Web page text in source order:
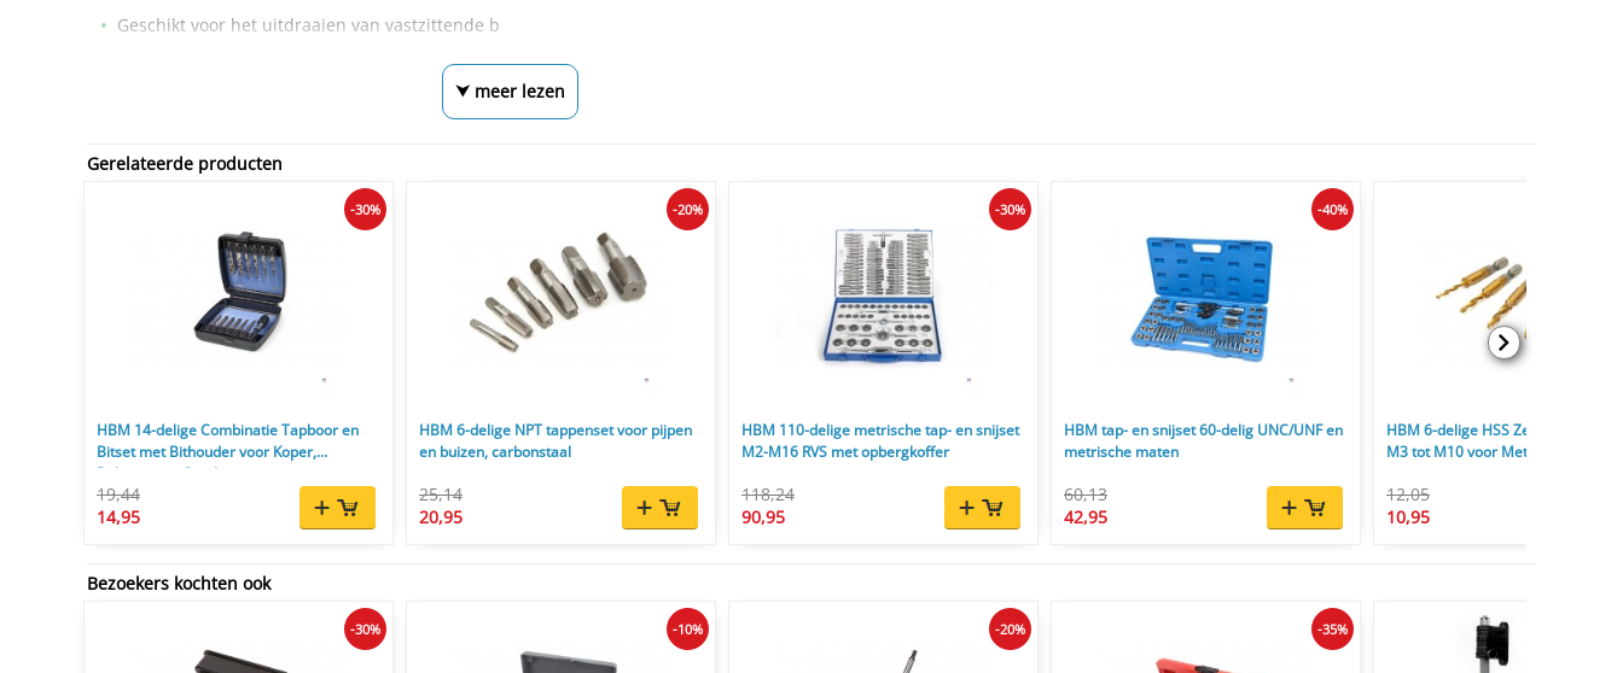
Geschikt voor het uitdraaien van vastzittende b
⮟ meer lezen
Gerelateerde producten
HBM 14-delige Combinatie Tapboor en
Bitset met Bithouder voor Koper,
Baksteen en Staal
19,44
14,95
-30%
HBM 6-delige NPT tappenset voor pijpen
en buizen, carbonstaal
25,14
20,95
-20%
HBM 110-delige metrische tap- en snijset
M2-M16 RVS met opbergkoffer
118,24
90,95
-30%
HBM tap- en snijset 60-delig UNC/UNF en
metrische maten
60,13
42,95
-40%
HBM 6-delige HSS Zelftappende
M3 tot M10 voor Metaal
12,05
10,95
Bezoekers kochten ook
-30% -10% -20% -35%